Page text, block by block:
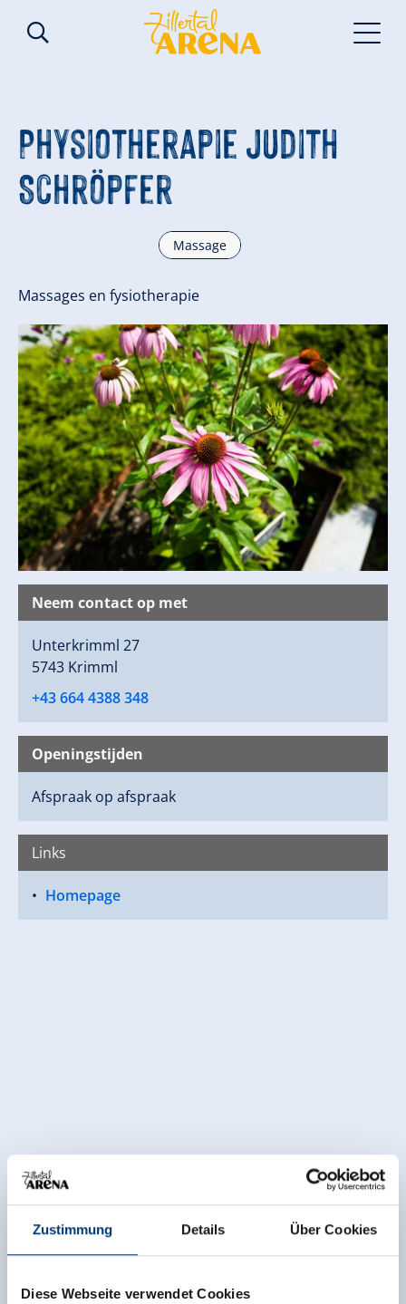
Zustimmung Details Über Cookies
Diese Webseite verwendet Cookies
Physiotherapie Judith
Schröpfer
Massage
Massages en fysiotherapie
Neem contact op met
Unterkrimml 27
5743 Krimml
+43 664 4388 348
Openingstijden
Afspraak op afspraak
Links
Homepage